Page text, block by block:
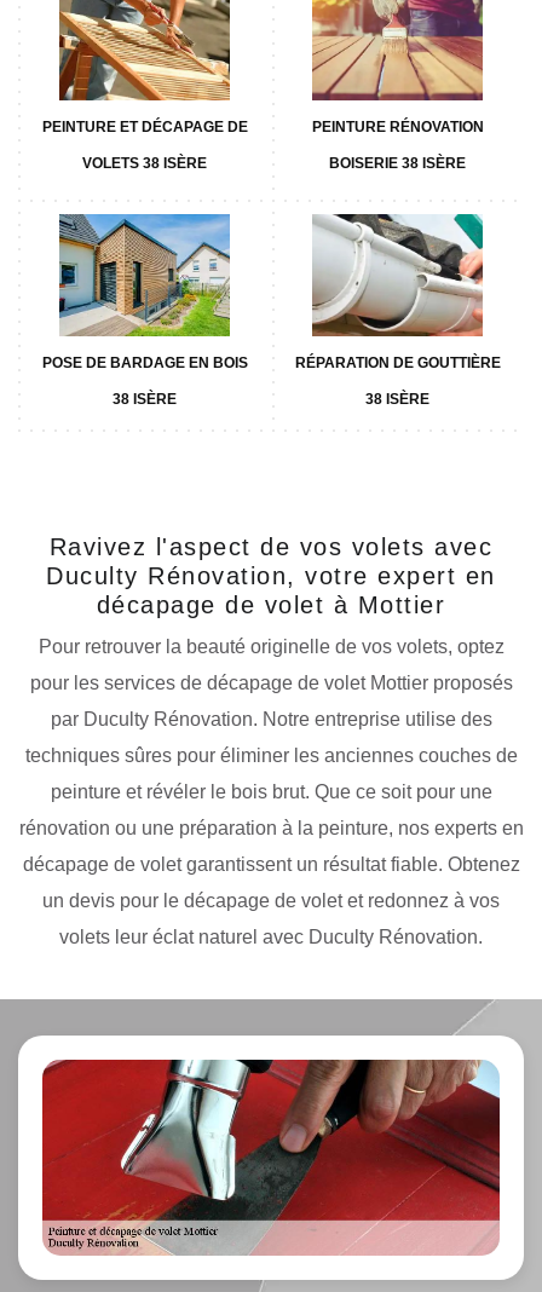
PEINTURE ET DÉCAPAGE DE
VOLETS 38 ISÈRE
PEINTURE RÉNOVATION
BOISERIE 38 ISÈRE
POSE DE BARDAGE EN BOIS
38 ISÈRE
RÉPARATION DE GOUTTIÈRE
38 ISÈRE
Ravivez l'aspect de vos volets avec
Duculty Rénovation, votre expert en
décapage de volet à Mottier
Pour retrouver la beauté originelle de vos volets, optez
pour les services de décapage de volet Mottier proposés
par Duculty Rénovation. Notre entreprise utilise des
techniques sûres pour éliminer les anciennes couches de
peinture et révéler le bois brut. Que ce soit pour une
rénovation ou une préparation à la peinture, nos experts en
décapage de volet garantissent un résultat fiable. Obtenez
un devis pour le décapage de volet et redonnez à vos
volets leur éclat naturel avec Duculty Rénovation.